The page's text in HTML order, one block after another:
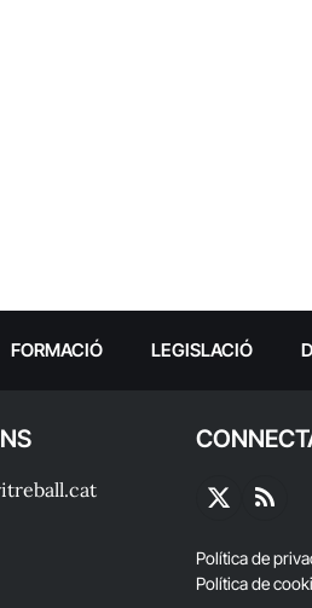
FORMACIÓ LEGISLACIÓ
X
RSS
Política de
Política de